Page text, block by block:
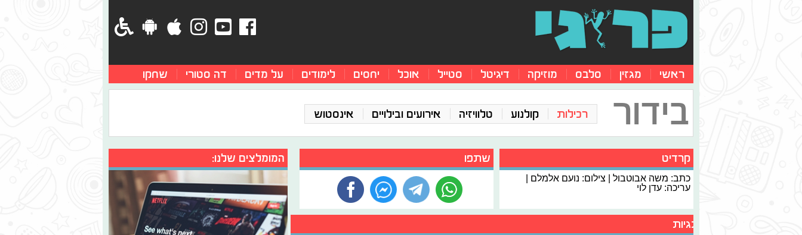
ראשי מגזין סלבס מוזיקה דיגיטל סטייל אוכל יחסים לימודים על מדים דה סטורי שחקו
בידור רכילות קולנוע טלוויזיה אירועים ובילויים אינסטוש
קרדיט
כתב: משה אבוטבול | צילום: נועם אלמלם |
עריכה: עדן לוי
שתפו
תגיות
המומלצים שלנו: